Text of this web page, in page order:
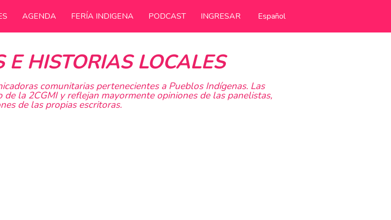
AGENDA FERÍA INDIGENA PODCAST INGRESAR Español
HISTORIAS LOCALES
comunitarias pertenecientes a Pueblos Indígenas. Las
la 2CGMI y reflejan mayormente opiniones de las panelistas,
de las propias escritoras.